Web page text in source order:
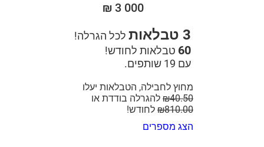
₪ 3 000
3 טבלאות לכל הגרלה!
60 טבלאות לחודש!
עם 19 שותפים.
מחוץ לחבילה, הטבלאות יעלו
₪40.50 להגרלה בודדת או
₪810.00 לחודש!
הצג מספרים